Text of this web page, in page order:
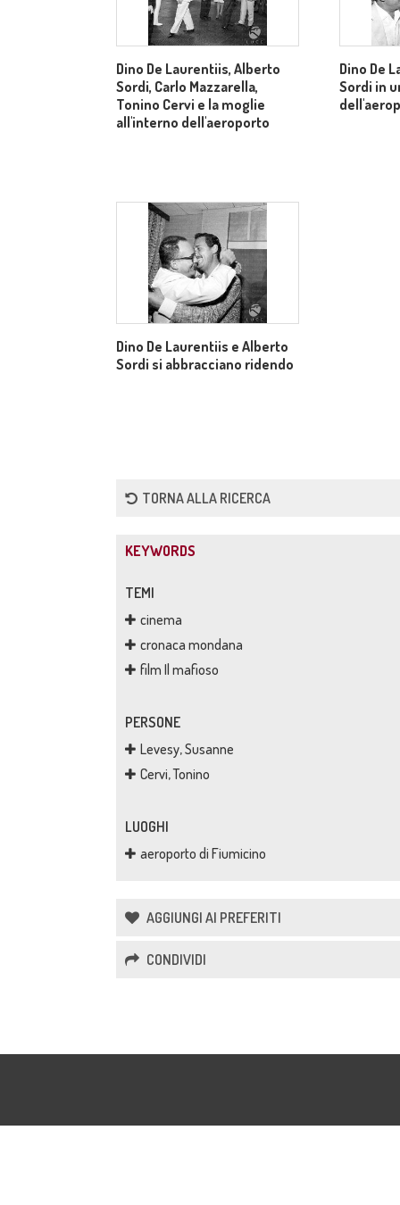
Dino De Laurentiis, Alberto
Sordi, Carlo Mazzarella,
Tonino Cervi e la moglie
all'interno dell'aeroporto
Dino De
Sordi in
Dino De Laurentiis e Alberto
Sordi si abbracciano ridendo
TORNA ALLA RICERCA
KEYWORDS
TEMI
cinema
cronaca mondana
film Il mafioso
PERSONE
Levesy, Susanne
Cervi, Tonino
LUOGHI
aeroporto di Fiumicino
AGGIUNGI AI PREFERITI
CONDIVIDI